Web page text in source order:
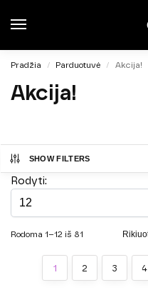
Pradžia / Parduotuvė / Akcija!
Akcija!
SHOW FILTERS
Rodyti:
Rodoma 1–12 iš 81
1 2 3 4